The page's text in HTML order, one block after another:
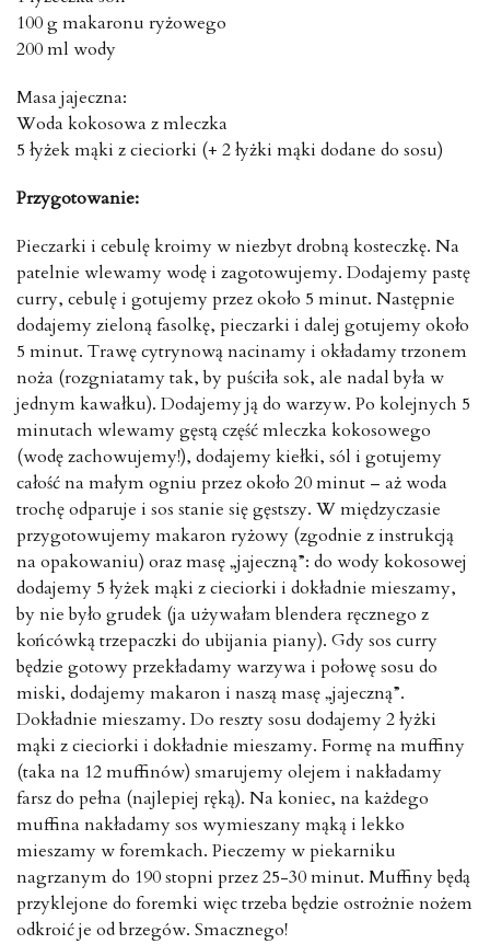
100 g makaronu ryżowego
200 ml wody
Masa jajeczna:
Woda kokosowa z mleczka
5 łyżek mąki z cieciorki (+ 2 łyżki mąki dodane do sosu)
Przygotowanie:
Pieczarki i cebulę kroimy w niezbyt drobną kosteczkę. Na
patelnie wlewamy wodę i zagotowujemy. Dodajemy pastę
curry, cebulę i gotujemy przez około 5 minut. Następnie
dodajemy zieloną fasolkę, pieczarki i dalej gotujemy około
5 minut. Trawę cytrynową nacinamy i okładamy trzonem
noża (rozgniatamy tak, by puściła sok, ale nadal była w
jednym kawałku). Dodajemy ją do warzyw. Po kolejnych 5
minutach wlewamy gęstą część mleczka kokosowego
(wodę zachowujemy!), dodajemy kiełki, sól i gotujemy
całość na małym ogniu przez około 20 minut – aż woda
trochę odparuje i sos stanie się gęstszy. W międzyczasie
przygotowujemy makaron ryżowy (zgodnie z instrukcją
na opakowaniu) oraz masę „jajeczną”: do wody kokosowej
dodajemy 5 łyżek mąki z cieciorki i dokładnie mieszamy,
by nie było grudek (ja używałam blendera ręcznego z
końcówką trzepaczki do ubijania piany). Gdy sos curry
będzie gotowy przekładamy warzywa i połowę sosu do
miski, dodajemy makaron i naszą masę „jajeczną”.
Dokładnie mieszamy. Do reszty sosu dodajemy 2 łyżki
mąki z cieciorki i dokładnie mieszamy. Formę na muffiny
(taka na 12 muffinów) smarujemy olejem i nakładamy
farsz do pełna (najlepiej ręką). Na koniec, na każdego
muffina nakładamy sos wymieszany mąką i lekko
mieszamy w foremkach. Pieczemy w piekarniku
nagrzanym do 190 stopni przez 25-30 minut. Muffiny będą
przyklejone do foremki więc trzeba będzie ostrożnie nożem
odkroić je od brzegów. Smacznego!